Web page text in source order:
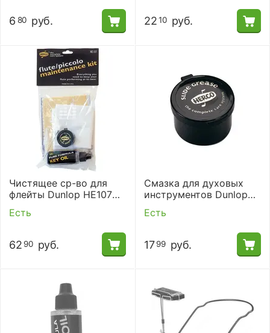
6 80 руб. 2210 руб.
Чистящее ср-во для
флейты Dunlop HE107
Есть
62 90 руб.
Смазка для духовых
инструментов Dunlop
Есть
17 99 руб.